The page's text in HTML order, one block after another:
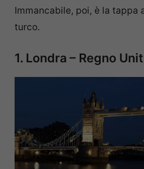
Immancabile, poi, è la tappa
turco.
1. Londra – Regno